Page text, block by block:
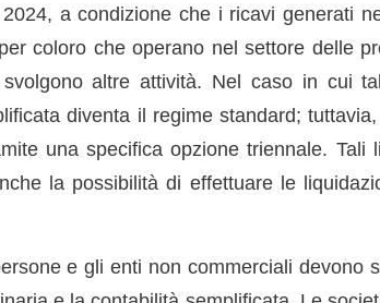
a condizione che i ricavi generati
coloro che operano nel settore delle
altre attività. Nel caso in cui
diventa il regime standard;
una specifica opzione triennale. Tali
la possibilità di effettuare le
e gli enti non commerciali devono